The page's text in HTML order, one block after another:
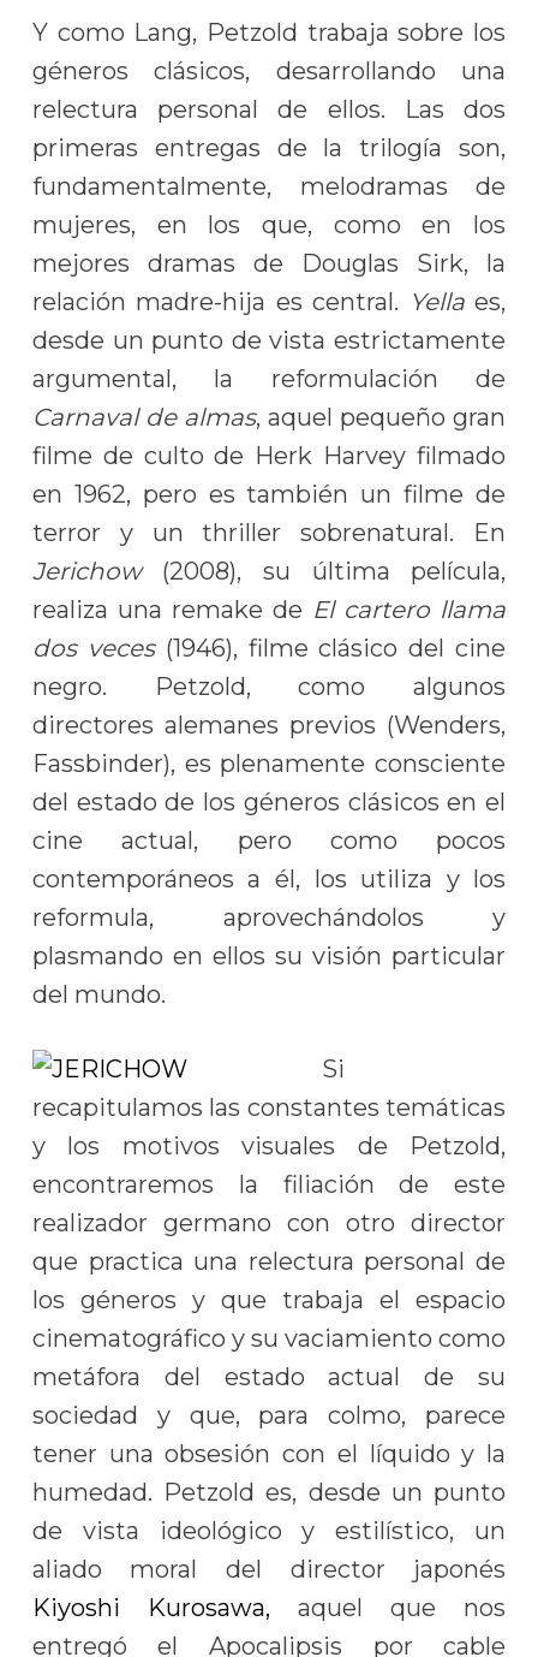
Y como Lang, Petzold trabaja sobre los
géneros clásicos, desarrollando una
relectura personal de ellos. Las dos
primeras entregas de la trilogía son,
fundamentalmente, melodramas de
mujeres, en los que, como en los
mejores dramas de Douglas Sirk, la
relación madre-hija es central. Yellaes,
desde un punto de vista estrictamente
argumental, la reformulación de
Carnaval de almas, aquel pequeño gran
filme de culto de Herk Harvey filmado
en 1962, pero es también un filme de
terror y un thriller sobrenatural. En
Jerichow(2008), su última película,
realiza una remake de El cartero llama
dos veces(1946), filme clásico del cine
negro. Petzold, como algunos
directores alemanes previos (Wenders,
Fassbinder), es plenamente consciente
del estado de los géneros clásicos en el
cine actual, pero como pocos
contemporáneos a él, los utiliza y los
reformula, aprovechándolos y
plasmando en ellos su visión particular
del mundo.
Si
recapitulamos las constantes temáticas
y los motivos visuales de Petzold,
encontraremos la filiación de este
realizador germano con otro director
que practica una relectura personal de
los géneros y que trabaja el espacio
cinematográfico y su vaciamiento como
metáfora del estado actual de su
sociedad y que, para colmo, parece
tener una obsesión con el líquido y la
humedad. Petzold es, desde un punto
de vista ideológico y estilístico, un
aliado moral del director japonés
Kiyoshi Kurosawa, aquel que nos
entregó el Apocalipsis por cable